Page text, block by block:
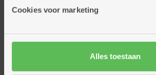
Cookies voor marketing
Alles toestaan
Onze diensten
Dienstencentra
Assistentiewoningen